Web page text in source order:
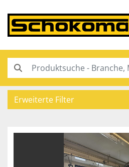
Erweiterte Filter